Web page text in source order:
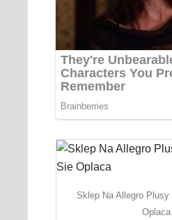
Sklep Na Allegro
Oplaca